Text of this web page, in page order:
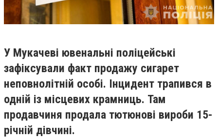
У Мукачеві ювенальні поліцейські
зафіксували факт продажу сигарет
неповнолітній особі. Інцидент трапився в
одній із місцевих крамниць. Там
продавчиня продала тютюнові вироби 15-
річній дівчині.